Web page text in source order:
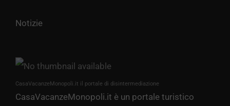
Notizie
CasaVacanzeMonopoli.it il portale di disintermediazione
CasaVacanzeMonopoli.it è un portale turistico